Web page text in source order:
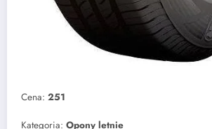
Cena: 251
Kategoria: Opony letnie